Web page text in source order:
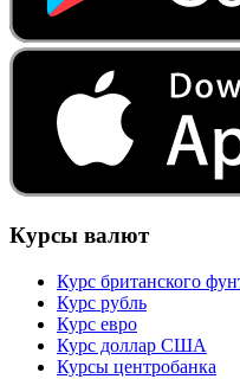
Курсы валют
Курс британского
Курс рубль
Курс евро
Курс доллар США
Курсы центробанка